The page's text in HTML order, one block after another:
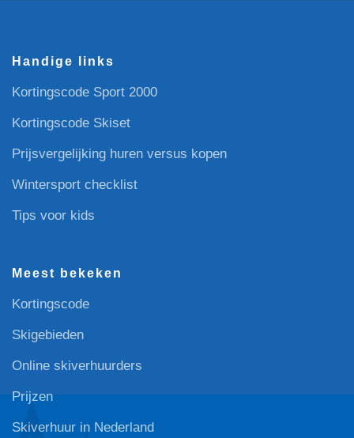
Handige links
Kortingscode Sport 2000
Kortingscode Skiset
Prijsvergelijking huren versus kopen
Wintersport checklist
Tips voor kids
Meest bekeken
Kortingscode
Skigebieden
Online skiverhuurders
Prijzen
Skiverhuur in Nederland